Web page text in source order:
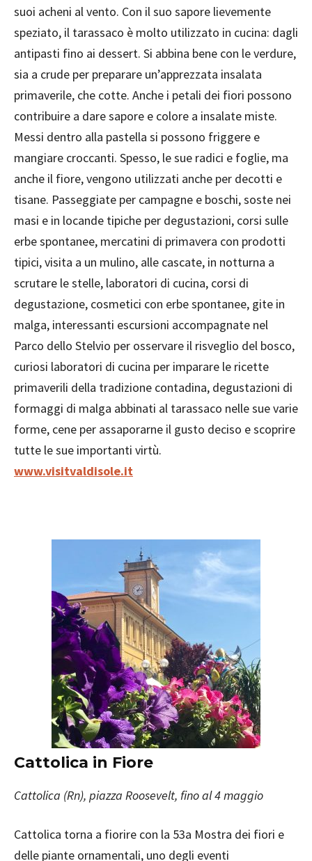
suoi acheni al vento. Con il suo sapore lievemente
speziato, il tarassaco è molto utilizzato in cucina: dagli
antipasti fino ai dessert. Si abbina bene con le verdure,
sia a crude per preparare un’apprezzata insalata
primaverile, che cotte. Anche i petali dei fiori possono
contribuire a dare sapore e colore a insalate miste.
Messi dentro alla pastella si possono friggere e
mangiare croccanti. Spesso, le sue radici e foglie, ma
anche il fiore, vengono utilizzati anche per decotti e
tisane. Passeggiate per campagne e boschi, soste nei
masi e in locande tipiche per degustazioni, corsi sulle
erbe spontanee, mercatini di primavera con prodotti
tipici, visita a un mulino, alle cascate, in notturna a
scrutare le stelle, laboratori di cucina, corsi di
degustazione, cosmetici con erbe spontanee, gite in
malga, interessanti escursioni accompagnate nel
Parco dello Stelvio per osservare il risveglio del bosco,
curiosi laboratori di cucina per imparare le ricette
primaverili della tradizione contadina, degustazioni di
formaggi di malga abbinati al tarassaco nelle sue varie
forme, cene per assaporarne il gusto deciso e scoprire
tutte le sue importanti virtù.
www.visitvaldisole.it
Cattolica in Fiore
Cattolica (Rn), piazza Roosevelt, fino al 4 maggio
Cattolica torna a fiorire con la 53a Mostra dei fiori e
delle piante ornamentali, uno degli eventi